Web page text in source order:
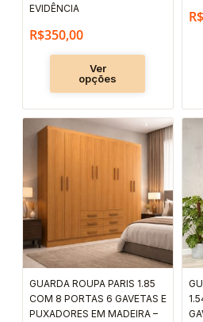
EVIDÊNCIA
R$350,00
Ver
opções
escolhidas
do
produto
R$
GUARDA ROUPA PARIS 1.85
COM 8 PORTAS 6 GAVETAS E
PUXADORES EM MADEIRA –
Este
produto
várias
variantes.
As
opções
podem
ser
escolhidas